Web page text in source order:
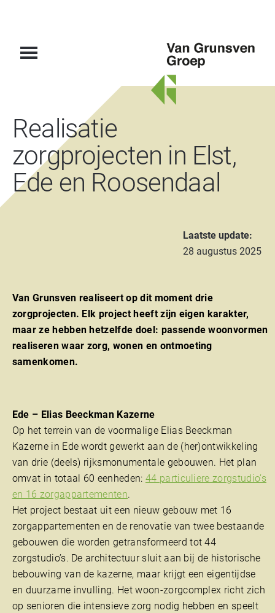
Realisatie
zorgprojecten in Elst,
Ede en Roosendaal
Laatste update:
28 augustus 2025
Van Grunsven realiseert op dit moment drie
zorgprojecten. Elk project heeft zijn eigen karakter,
maar ze hebben hetzelfde doel: passende woonvormen
realiseren waar zorg, wonen en ontmoeting
samenkomen.
Ede – Elias Beeckman Kazerne
Op het terrein van de voormalige Elias Beeckman
Kazerne in Ede wordt gewerkt aan de (her)ontwikkeling
van drie (deels) rijksmonumentale gebouwen. Het plan
omvat in totaal 60 eenheden: 44 particuliere zorgstudio’s
en 16 zorgappartementen.
Het project bestaat uit een nieuw gebouw met 16
zorgappartementen en de renovatie van twee bestaande
gebouwen die worden getransformeerd tot 44
zorgstudio’s. De architectuur sluit aan bij de historische
bebouwing van de kazerne, maar krijgt een eigentijdse
en duurzame invulling. Het woon-zorgcomplex richt zich
op senioren die intensieve zorg nodig hebben en speelt